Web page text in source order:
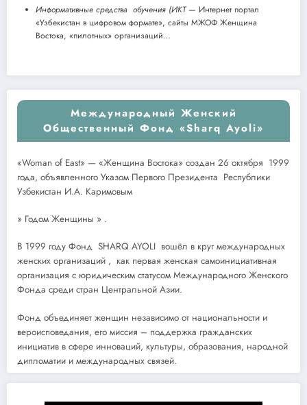
Международный Женский
Общественный Фонд «Sharq Ayoli»
«Woman of East» — «Женщина Востока» создан 26 октября 1999
года, объявленного Указом Первого Президента Республики
Узбекистан И.А. Каримовым
» Годом Женщины » .
В 1999 году Фонд SHARQ AYOLI вошёл в круг международных
женских организаций , как первая женская самоинициативная
организация с юридическим статусом Международного Женского
Фонда среди стран Центральной Азии.
Фонд объединяет женщин независимо от национальности и
вероисповедания, его миссия – поддержка гражданских
инициатив в сфере инноваций, культуры, образования, народной
дипломатии и международных связей.
Информативные средства обучения (ИКТ— Интернет портал
«Узбекистан в цифровом формате», сайты МЖОФ Женщина
Востока, «пилотных» организаций…